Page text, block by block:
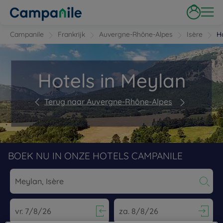
Campanile Frankrijk Auvergne-Rhône-Alpes Isère
Hotels in Meylan
Terug naar Auvergne-Rhône-Alpes
BOEK NU IN ONZE HOTELS CAMPANILE